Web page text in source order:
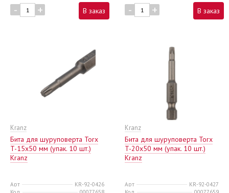
- + В заказ - + В заказ
Kranz
Бита для шуруповерта Torx
T-15х50 мм (упак. 10 шт.)
Kranz
Арт
KR-92-0426
Kranz
Бита для шуруповерта Torx
T-20х50 мм (упак. 10 шт.)
Kranz
Арт
KR-92-0427